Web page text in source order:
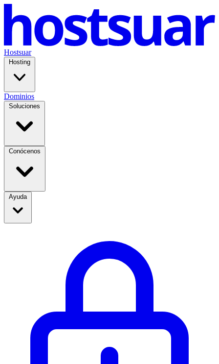
Hostsuar
Hosting
Dominios
Soluciones
Conócenos
Ayuda